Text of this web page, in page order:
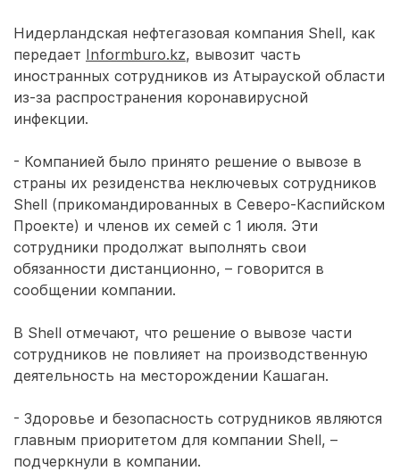
Нидерландская нефтегазовая компания Shell, как
передает Informburo.kz, вывозит часть
иностранных сотрудников из Атырауской области
из-за распространения коронавирусной
инфекции.
- Компанией было принято решение о вывозе в
страны их резиденства неключевых сотрудников
Shell (прикомандированных в Северо-Каспийском
Проекте) и членов их семей с 1 июля. Эти
сотрудники продолжат выполнять свои
обязанности дистанционно, – говорится в
сообщении компании.
В Shell отмечают, что решение о вывозе части
сотрудников не повлияет на производственную
деятельность на месторождении Кашаган.
- Здоровье и безопасность сотрудников являются
главным приоритетом для компании Shell, –
подчеркнули в компании.